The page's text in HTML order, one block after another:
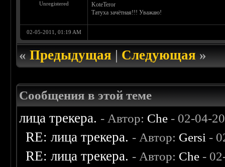
Unregistered
KoteTeror
Татуха зачётная!!! Уважаю!
02-05-2011, 01:19 AM
«Предыдущая|Следующая»
Сообщения в этой теме
лица трекера. - Автор: Che - 02-04-
RE: лица трекера. - Автор: Gersi -
RE: лица трекера. - Автор: Che -